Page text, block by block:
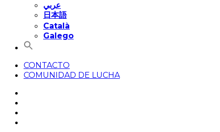
عربي
日本語
Català
Galego
CONTACTO
COMUNIDAD DE LUCHA